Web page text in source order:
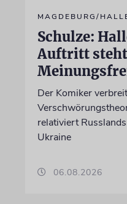
MAGDEBURG/
Schulze:
Auftritt
Der Komiker
relativiert
Ukraine
06.08.2026